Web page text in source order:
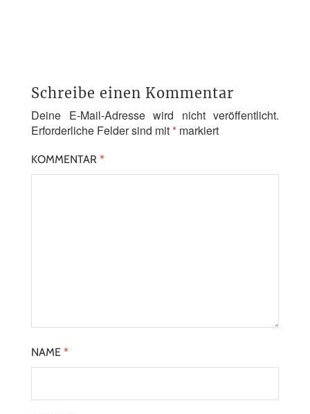
Schreibe einen Kommentar
Deine E-Mail-Adresse wird nicht veröffentlicht.
Erforderliche Felder sind mit* markiert
KOMMENTAR *
NAME *